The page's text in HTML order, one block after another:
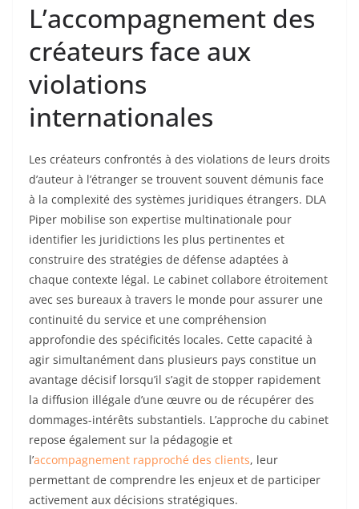
L’accompagnement des
créateurs face aux
violations
internationales
Les créateurs confrontés à des violations de leurs droits
d’auteur à l’étranger se trouvent souvent démunis face
à la complexité des systèmes juridiques étrangers. DLA
Piper mobilise son expertise multinationale pour
identifier les juridictions les plus pertinentes et
construire des stratégies de défense adaptées à
chaque contexte légal. Le cabinet collabore étroitement
avec ses bureaux à travers le monde pour assurer une
continuité du service et une compréhension
approfondie des spécificités locales. Cette capacité à
agir simultanément dans plusieurs pays constitue un
avantage décisif lorsqu’il s’agit de stopper rapidement
la diffusion illégale d’une œuvre ou de récupérer des
dommages-intérêts substantiels. L’approche du cabinet
repose également sur la pédagogie et
l’accompagnement rapproché des clients, leur
permettant de comprendre les enjeux et de participer
activement aux décisions stratégiques.